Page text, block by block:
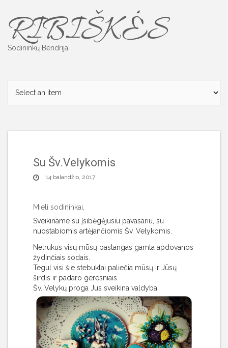
content
RIBIŠKĖS
Sodininkų Bendrija
Su Šv.Velykomis
14 balandžio, 2017
Mieli sodininkai,
Sveikiname su įsibėgėjusiu pavasariu, su
nuostabiomis artėjančiomis Šv. Velykomis.
Netrukus visų mūsų pastangas gamta apdovanos
žydinčiais sodais.
Tegul visi šie stebuklai paliečia mūsų ir Jūsų
širdis ir padaro geresniais.
Šv. Velykų proga Jus sveikina valdyba